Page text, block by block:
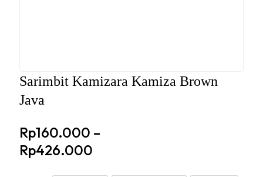
Sarimbit Kamizara Kamiza Brown
Java
Rp160.000 –
Rp426.000